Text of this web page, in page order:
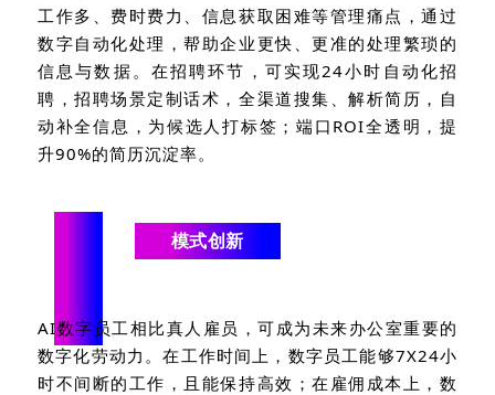
工作多、费时费力、信息获取困难等管理痛点，通过
数字自动化处理，帮助企业更快、更准的处理繁琐的
信息与数据。在招聘环节，可实现24小时自动化招
聘，招聘场景定制话术，全渠道搜集、解析简历，自
动补全信息，为候选人打标签；端口 ROI全透明，提
升90%的简历沉淀率。
“ 模式创新
AI数字员工相比真人雇员，可成为未来办公室重要的
数字化劳动力。在工作时间上，数字员工能够7X24小
时不间断的工作，且能保持高效；在雇佣成本上，数